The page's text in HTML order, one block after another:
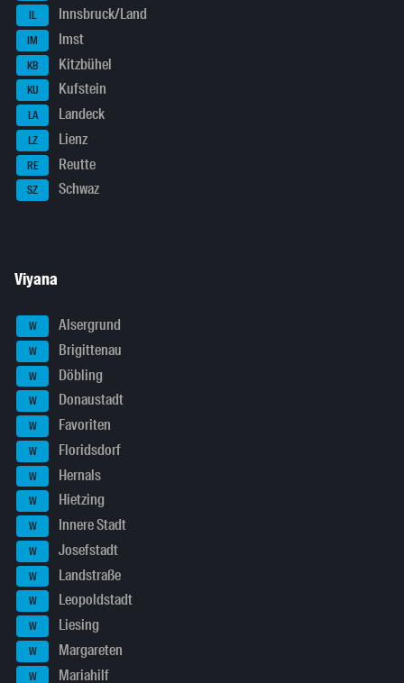
IL Innsbruck/Land
IM Imst
KB Kitzbühel
KU Kufstein
LA Landeck
LZ Lienz
RE Reutte
SZ Schwaz
Viyana
W Alsergrund
W Brigittenau
W Döbling
W Donaustadt
W Favoriten
W Floridsdorf
W Hernals
W Hietzing
W Innere Stadt
W Josefstadt
W Landstraße
W Leopoldstadt
W Liesing
W Margareten
W Mariahilf